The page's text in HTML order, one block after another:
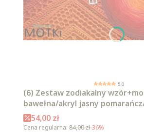
5.0
(6) Zestaw zodiakalny wzór+motek -
bawełna/akryl jasny pomarańcz/ pomarańcz/
intensywna czerwień/
malaga
Cena promocyjna
54,00 zł
Cena regularna: 84,00 zł-36%